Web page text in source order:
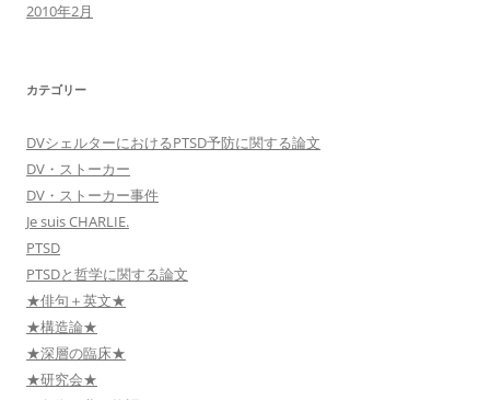
2010年2月
カテゴリー
DVシェルターにおけるPTSD予防に関する論文
DV・ストーカー
DV・ストーカー事件
Je suis CHARLIE.
PTSD
PTSDと哲学に関する論文
★俳句＋英文★
★構造論★
★深層の臨床★
★研究会★